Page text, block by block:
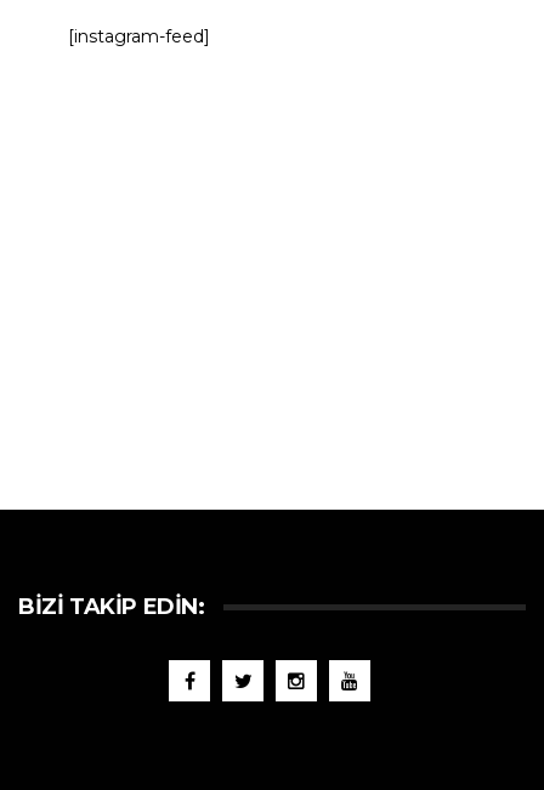
[instagram-feed]
BIZI TAKIP EDIN: